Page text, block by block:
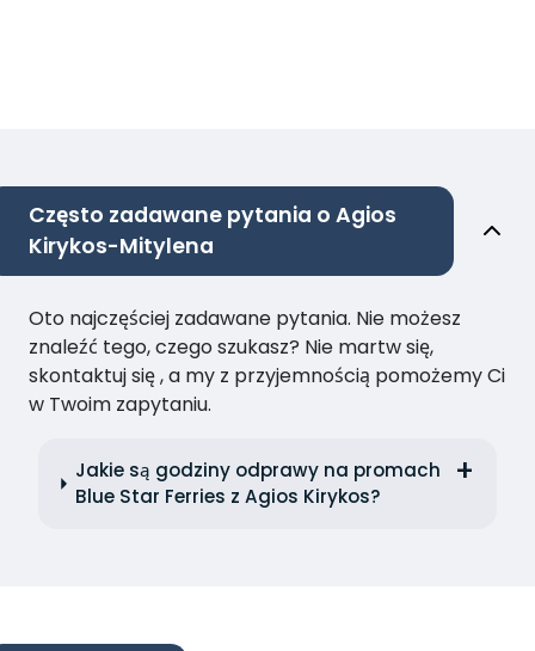
Często zadawane pytania o Agios
Kirykos-Mitylena
Oto najczęściej zadawane pytania. Nie możesz
znaleźć tego, czego szukasz? Nie martw się,
skontaktuj się , a my z przyjemnością pomożemy Ci
w Twoim zapytaniu.
Jakie są godziny odprawy na promach
Blue Star Ferries z Agios Kirykos?